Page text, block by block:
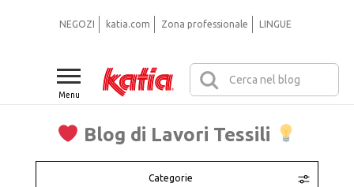
Menu
Blog di Lavori Tessili
Categorie
NEGOZI katia.com Zona professionale LINGUE